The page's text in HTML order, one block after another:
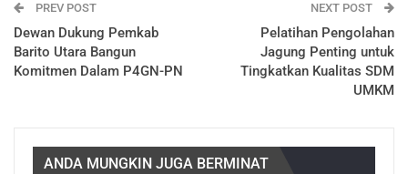
PREV POST
Dewan Dukung Pemkab
Barito Utara Bangun
Komitmen Dalam P4GN-PN
NEXT POST
Pelatihan Pengolahan
Jagung Penting untuk
Tingkatkan Kualitas SDM
UMKM
ANDA MUNGKIN JUGA BERMINAT